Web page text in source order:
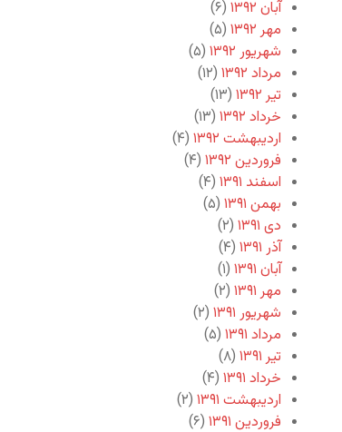
آبان ۱۳۹۲
(۶)
مهر ۱۳۹۲
(۵)
شهریور ۱۳۹۲
(۵)
مرداد ۱۳۹۲
(۱۲)
تیر ۱۳۹۲
(۱۳)
خرداد ۱۳۹۲
(۱۳)
اردیبهشت ۱۳۹۲
(۴)
فروردین ۱۳۹۲
(۴)
اسفند ۱۳۹۱
(۴)
بهمن ۱۳۹۱
(۵)
دی ۱۳۹۱
(۲)
آذر ۱۳۹۱
(۴)
آبان ۱۳۹۱
(۱)
مهر ۱۳۹۱
(۲)
شهریور ۱۳۹۱
(۲)
مرداد ۱۳۹۱
(۵)
تیر ۱۳۹۱
(۸)
خرداد ۱۳۹۱
(۴)
اردیبهشت ۱۳۹۱
(۲)
فروردین ۱۳۹۱
(۶)